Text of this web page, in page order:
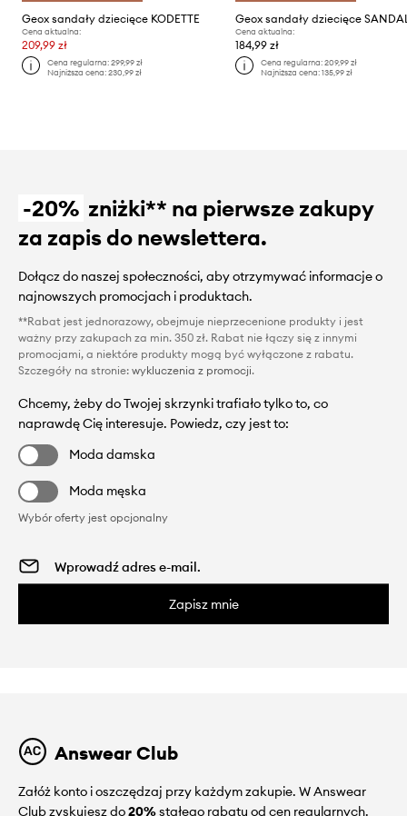
Geox sandały dziecięce KODETTE
Cena aktualna:
209,99 zł
Cena regularna:299,99 zł
Najniższa cena:230,99 zł
Cena aktualna:
184,99 zł
Cena regularna: 209,99 zł
Najniższa cena: 135,99 zł
-20% zniżki** na pierwsze zakupy
za zapis do newslettera.
Dołącz do naszej społeczności, aby otrzymywać informacje o
najnowszych promocjach i produktach.
**Rabat jest jednorazowy, obejmuje nieprzecenione produkty i jest
ważny przy zakupach za min. 350 zł. Rabat nie łączy się z innymi
promocjami, a niektóre produkty mogą być wyłączone z rabatu.
Szczegóły na stronie: wykluczenia z promocji.
Chcemy, żeby do Twojej skrzynki trafiało tylko to, co
naprawdę Cię interesuje. Powiedz, czy jest to:
Moda damska
Moda męska
Wybór oferty jest opcjonalny
Zapisz mnie
Answear Club
Załóż konto i oszczędzaj przy każdym zakupie. W Answear
Club zyskujesz do20%stałego rabatu od cen regularnych.